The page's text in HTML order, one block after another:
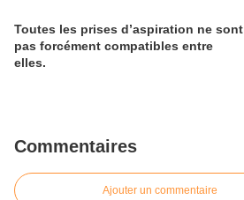
Toutes les prises d’aspiration ne sont
pas forcément compatibles entre
elles.
Commentaires
Ajouter un commentaire